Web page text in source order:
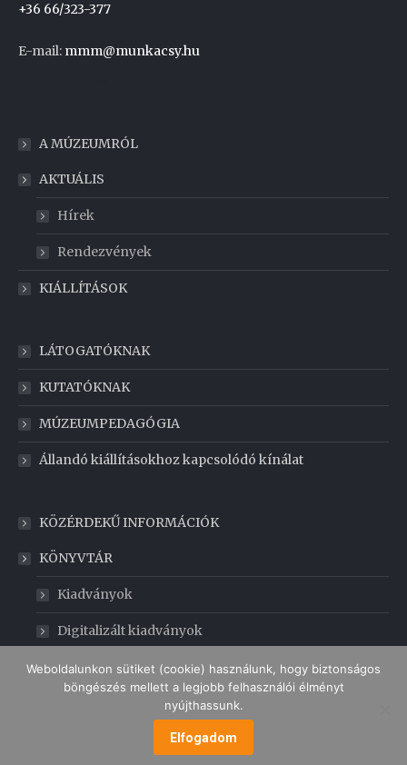
+36 66/323-377
E-mail: mmm@munkacsy.hu
A MÚZEUMRÓL
AKTUÁLIS
Hírek
Rendezvények
KIÁLLÍTÁSOK
LÁTOGATÓKNAK
KUTATÓKNAK
MÚZEUMPEDAGÓGIA
Állandó kiállításokhoz kapcsolódó kínálat
KÖZÉRDEKŰ INFORMÁCIÓK
KÖNYVTÁR
Kiadványok
Digitalizált kiadványok
GABONAMÚZEUM
MENÜ
Weboldalunkon sütiket (cookie) használunk, hogy biztonságos
böngészés mellett a legjobb felhasználói élményt
nyújthassunk.
Elfogadom